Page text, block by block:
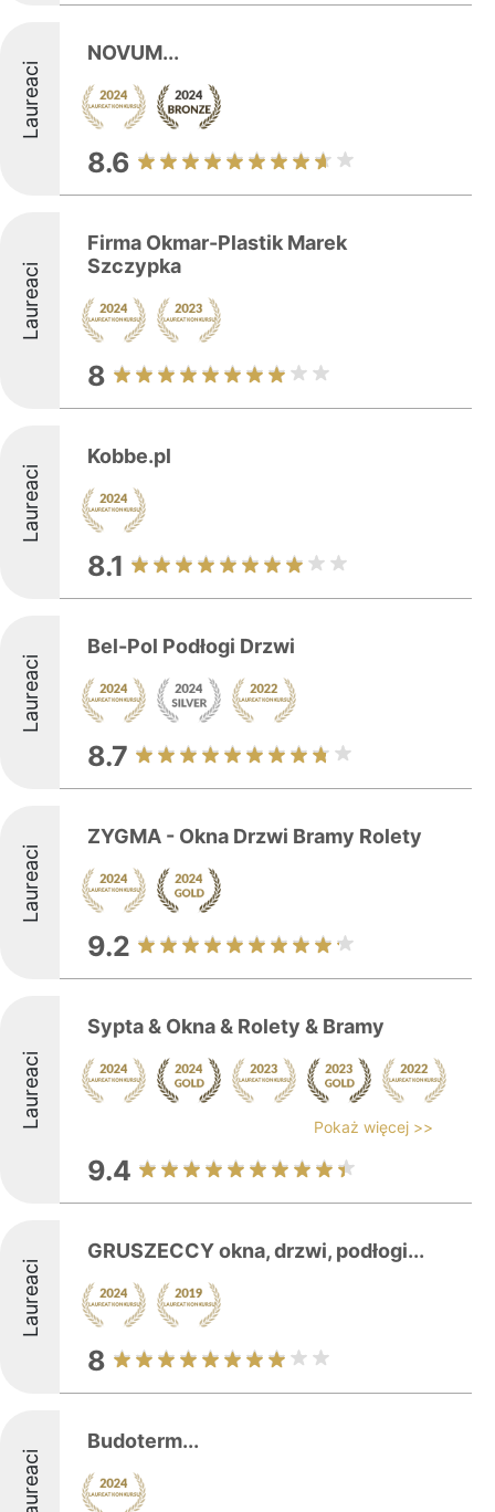
Laureaci
NOVUM...
8.6
Laureaci
Firma Okmar-Plastik Marek
Szczypka
8
Laureaci
Kobbe.pl
8.1
Laureaci
Bel-Pol Podłogi Drzwi
8.7
Laureaci
ZYGMA - Okna Drzwi Bramy Rolety
9.2
Laureaci
Sypta & Okna & Rolety & Bramy
Pokaż więcej >>
9.4
Laureaci
GRUSZECCY okna, drzwi, podłogi...
8
Laureaci
Budoterm...